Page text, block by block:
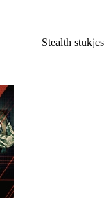
Stealth stukjes